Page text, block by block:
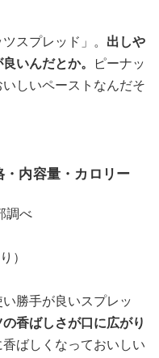
スプレッド」。 出しや
いんだとか。
ピーナッ
しいペーストなんだそ
内容量・カロリー
調べ
）
勝手が良いスプレッ
香ばしさが口に広がり
ばしくなっておいしい